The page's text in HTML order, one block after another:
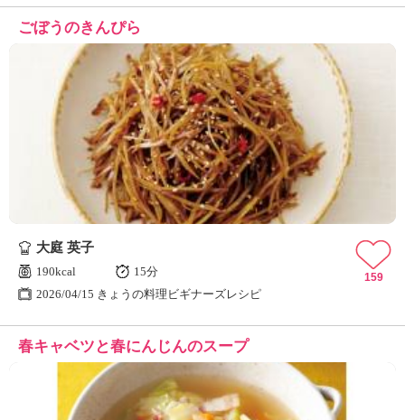
ごぼうのきんぴら
大庭 英子
190kcal
15分
2026/04/15 きょうの料理ビギナーズレシピ
159
春キャベツと春にんじんのスープ